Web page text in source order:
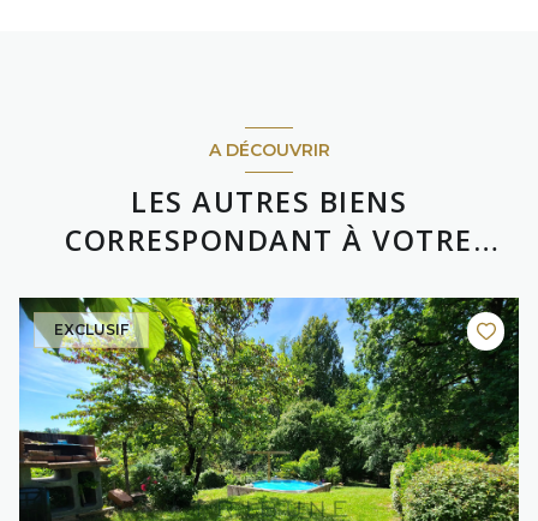
A DÉCOUVRIR
LES AUTRES BIENS
CORRESPONDANT À VOTRE
EXCLUSIF